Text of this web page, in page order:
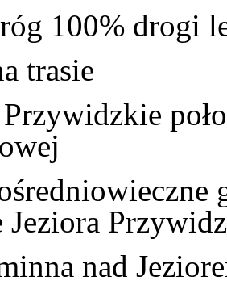
100% drogi
trasie
Jeziora
nad